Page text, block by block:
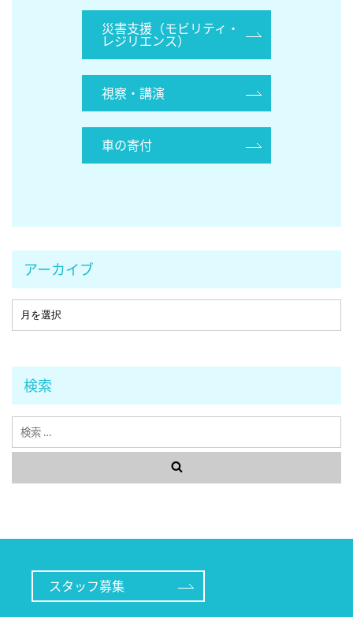
災害支援（モビリティ・
レジリエンス）
視察・講演
車の寄付
アーカイブ
検索
索
スタッフ募集